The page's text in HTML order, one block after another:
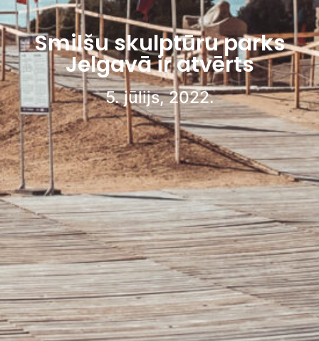
Smilšu skulptūru parks
Jelgavā ir atvērts
5. jūlijs, 2022.